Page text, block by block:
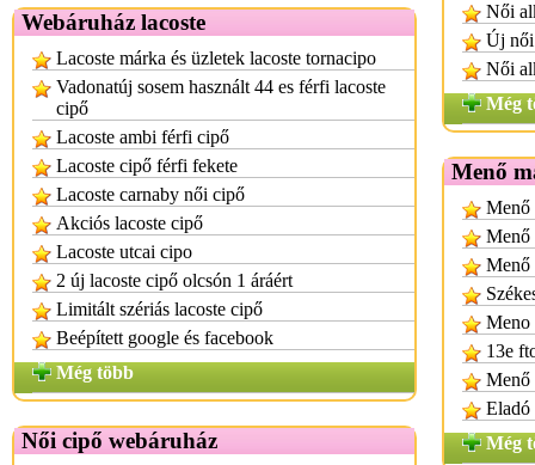
Webáruház lacoste
Lacoste márka és üzletek lacoste tornacipo
Vadonatúj sosem használt 44 es férfi lacoste
cipő
Lacoste ambi férfi cipő
Lacoste cipő férfi fekete
Lacoste carnaby női cipő
Akciós lacoste cipő
Lacoste utcai cipo
2 új lacoste cipő olcsón 1 áráért
Limitált szériás lacoste cipő
Beépített google és facebook
Még több
Női cipő webáruház
Női
Új
Női
Még
Menő
Menő
Menő
Menő
Meno
13e
Menő
Eladó
Még